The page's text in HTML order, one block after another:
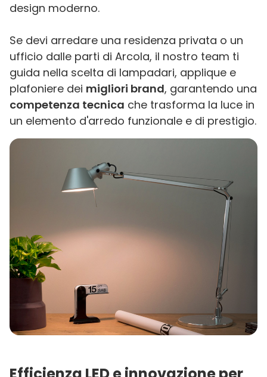
design moderno.
Se devi arredare una residenza privata o un
ufficio dalle parti di Arcola, il nostro team ti
guida nella scelta di lampadari, applique e
plafoniere dei migliori brand, garantendo una
competenza tecnica che trasforma la luce in
un elemento d'arredo funzionale e di prestigio.